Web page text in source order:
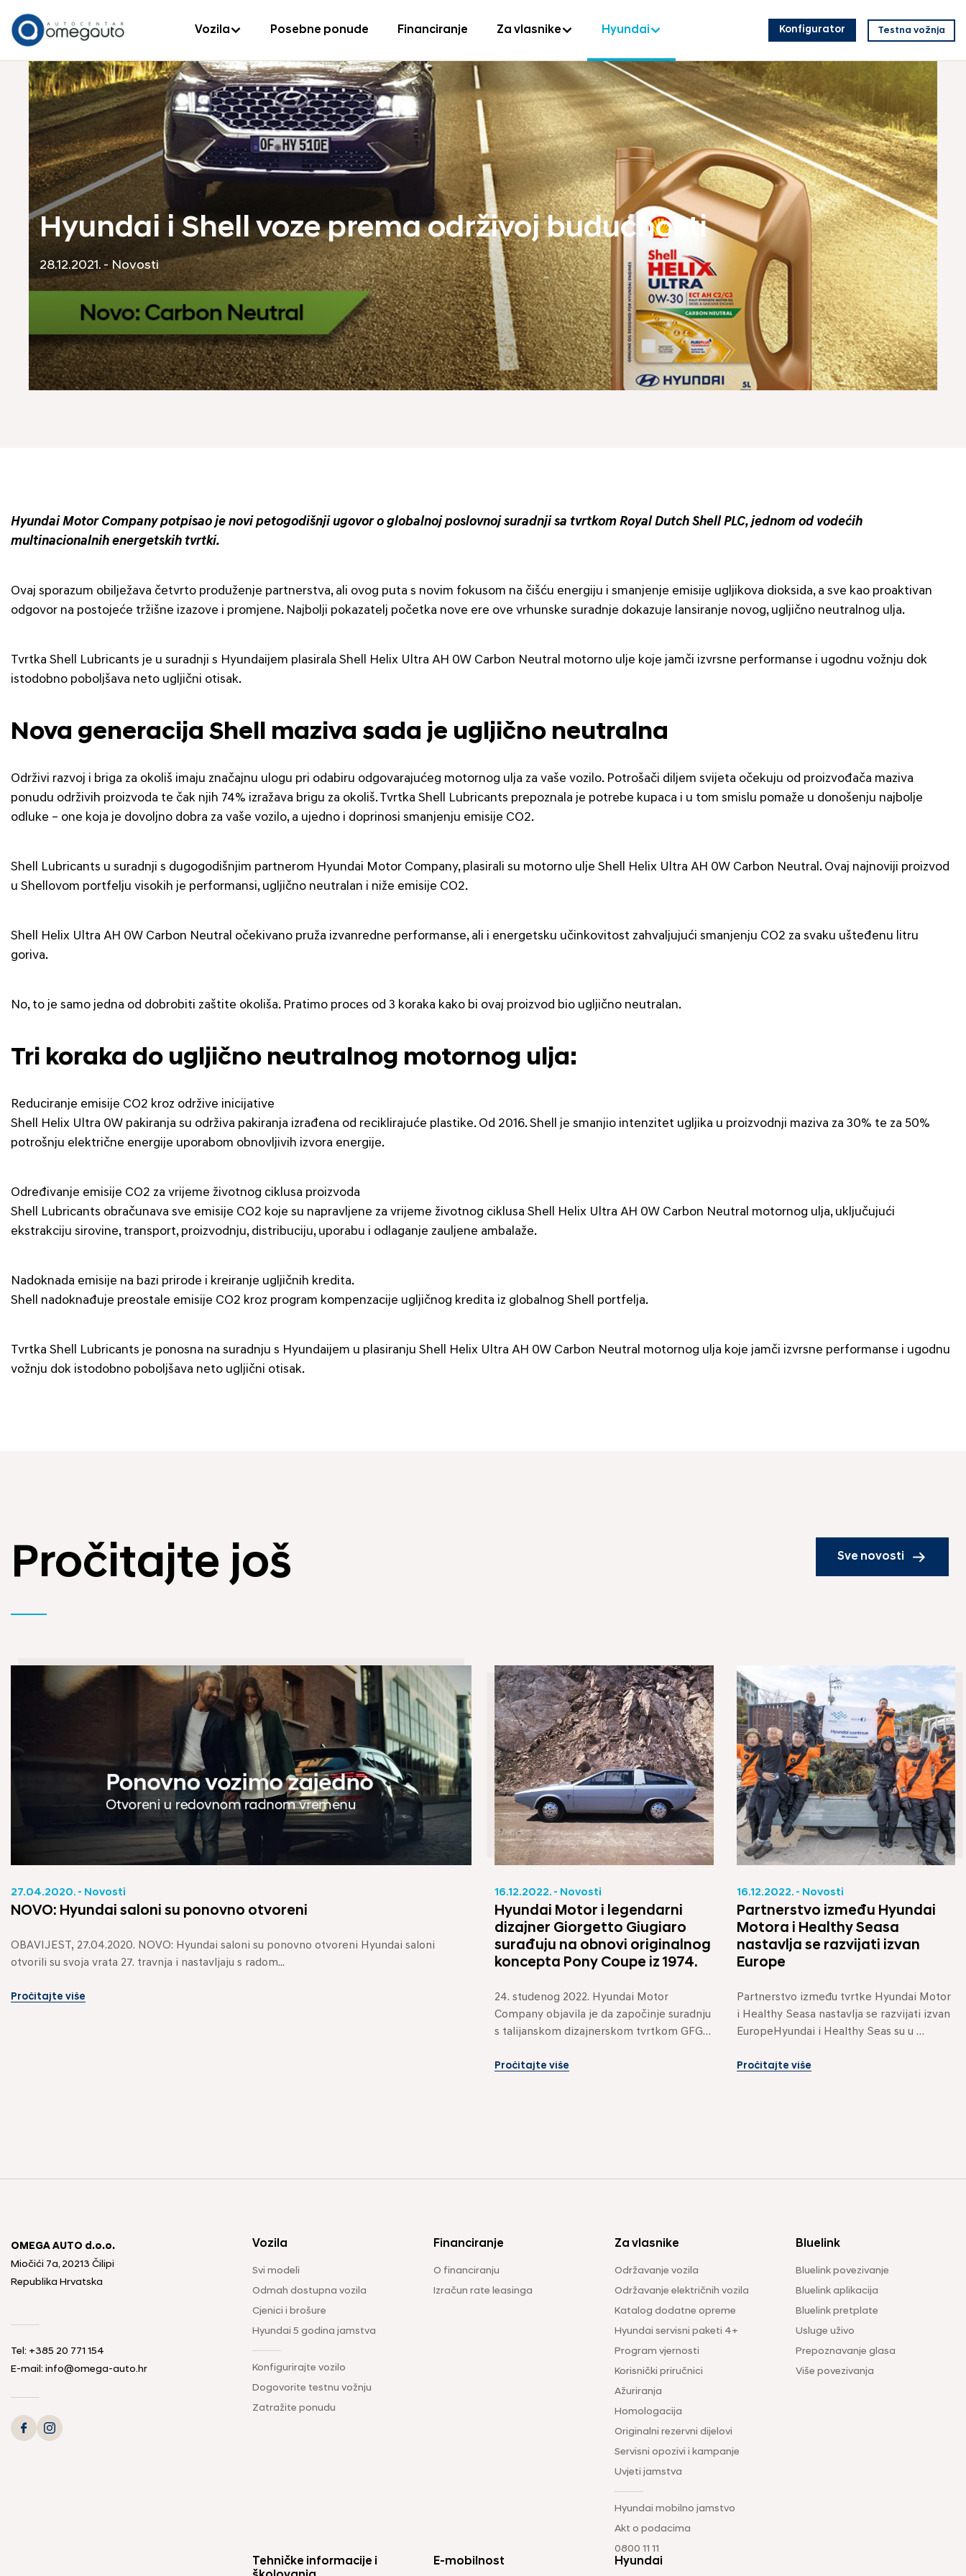
Vozila Posebne ponude Financiranje Za vlasnike Hyundai Konfigurator Testna vožnja
Hyundai i Shell voze prema održivoj budućnosti
28.12.2021. - Novosti
Hyundai Motor Company potpisao je novi petogodišnji ugovor o globalnoj poslovnoj suradnji sa tvrtkom Royal Dutch Shell PLC, jednom od vodećih
multinacionalnih energetskih tvrtki.
Ovaj sporazum obilježava četvrto produženje partnerstva, ali ovog puta s novim fokusom na čišću energiju i smanjenje emisije ugljikova dioksida, a sve kao proaktivan
odgovor na postojeće tržišne izazove i promjene. Najbolji pokazatelj početka nove ere ove vrhunske suradnje dokazuje lansiranje novog, ugljično neutralnog ulja.
Tvrtka Shell Lubricants je u suradnji s Hyundaijem plasirala Shell Helix Ultra AH 0W Carbon Neutral motorno ulje koje jamči izvrsne performanse i ugodnu vožnju dok
istodobno poboljšava neto ugljični otisak.
Nova generacija Shell maziva sada je ugljično neutralna
Održivi razvoj i briga za okoliš imaju značajnu ulogu pri odabiru odgovarajućeg motornog ulja za vaše vozilo. Potrošači diljem svijeta očekuju od proizvođača maziva
ponudu održivih proizvoda te čak njih 74% izražava brigu za okoliš. Tvrtka Shell Lubricants prepoznala je potrebe kupaca i u tom smislu pomaže u donošenju najbolje
odluke – one koja je dovoljno dobra za vaše vozilo, a ujedno i doprinosi smanjenju emisije CO2.
Shell Lubricants u suradnji s dugogodišnjim partnerom Hyundai Motor Company, plasirali su motorno ulje Shell Helix Ultra AH 0W Carbon Neutral. Ovaj najnoviji proizvod
u Shellovom portfelju visokih je performansi, ugljično neutralan i niže emisije CO2.
Shell Helix Ultra AH 0W Carbon Neutral očekivano pruža izvanredne performanse, ali i energetsku učinkovitost zahvaljujući smanjenju CO2 za svaku ušteđenu litru
goriva.
No, to je samo jedna od dobrobiti zaštite okoliša. Pratimo proces od 3 koraka kako bi ovaj proizvod bio ugljično neutralan.
Tri koraka do ugljično neutralnog motornog ulja:
Reduciranje emisije CO2 kroz održive inicijative
Shell Helix Ultra 0W pakiranja su održiva pakiranja izrađena od reciklirajuće plastike. Od 2016. Shell je smanjio intenzitet ugljika u proizvodnji maziva za 30% te za 50%
potrošnju električne energije uporabom obnovljivih izvora energije.
Određivanje emisije CO2 za vrijeme životnog ciklusa proizvoda
Shell Lubricants obračunava sve emisije CO2 koje su napravljene za vrijeme životnog ciklusa Shell Helix Ultra AH 0W Carbon Neutral motornog ulja, uključujući
ekstrakciju sirovine, transport, proizvodnju, distribuciju, uporabu i odlaganje zauljene ambalaže.
Nadoknada emisije na bazi prirode i kreiranje ugljičnih kredita.
Shell nadoknađuje preostale emisije CO2 kroz program kompenzacije ugljičnog kredita iz globalnog Shell portfelja.
Tvrtka Shell Lubricants je ponosna na suradnju s Hyundaijem u plasiranju Shell Helix Ultra AH 0W Carbon Neutral motornog ulja koje jamči izvrsne performanse i ugodnu
vožnju dok istodobno poboljšava neto ugljični otisak.
Pročitajte još Sve novosti
27.04.2020. - Novosti
NOVO: Hyundai saloni su ponovno otvoreni
OBAVIJEST, 27.04.2020. NOVO: Hyundai saloni su ponovno otvoreni Hyundai saloni
otvorili su svoja vrata 27. travnja i nastavljaju s radom...
Pročitajte više
16.12.2022. - Novosti
Hyundai Motor i legendarni
dizajner Giorgetto Giugiaro
surađuju na obnovi originalnog
koncepta Pony Coupe iz 1974.
24. studenog 2022. Hyundai Motor
Company objavila je da započinje suradnju
s talijanskom dizajnerskom tvrtkom GFG
Pročitajte više
16.12.2022. - Novosti
Partnerstvo između Hyundai
Motora i Healthy Seasa
nastavlja se razvijati izvan
Europe
Partnerstvo između tvrtke Hyundai Motor
i Healthy Seasa nastavlja se razvijati izvan
EuropeHyundai i Healthy Seas su u
Pročitajte više
OMEGA AUTO d.o.o.
Miočići 7a, 20213 Čilipi
Republika Hrvatska
Tel: +385 20 771 154
E-mail: info@omega-auto.hr
Vozila
Svi modeli
Odmah dostupna vozila
Cjenici i brošure
Hyundai 5 godina jamstva
Konfigurirajte vozilo
Dogovorite testnu vožnju
Zatražite ponudu
Financiranje
O financiranju
Izračun rate leasinga
Za vlasnike
Održavanje vozila
Održavanje električnih vozila
Katalog dodatne opreme
Hyundai servisni paketi 4+
Program vjernosti
Korisnički priručnici
Ažuriranja
Homologacija
Originalni rezervni dijelovi
Servisni opozivi i kampanje
Uvjeti jamstva
Hyundai mobilno jamstvo
Akt o podacima
0800 11 11
Bluelink
Bluelink povezivanje
Bluelink aplikacija
Bluelink pretplate
Usluge uživo
Prepoznavanje glasa
Više povezivanja
Tehničke informacije i
E-mobilnost Hyundai